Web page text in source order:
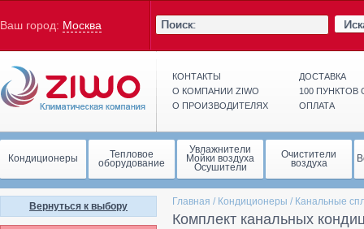
Ваш город: Москва
КОНТАКТЫ
О КОМПАНИИ ZIWO
О ПРОИЗВОДИТЕЛЯХ
ДОСТАВКА
100
ОПЛАТА
Кондиционеры Тепловое
оборудование
Увлажнители
Мойки воздуха
Осушители
Очистители
воздуха
Главная / Кондиционеры / Канальные
Комплект канальных
Вернуться к выбору